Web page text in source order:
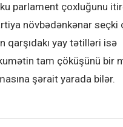
parlament çoxluğunu
növbədənkənar seçki
qarşıdakı yay tətilləri isə
tam çöküşünü bir
şərait yarada bilər.